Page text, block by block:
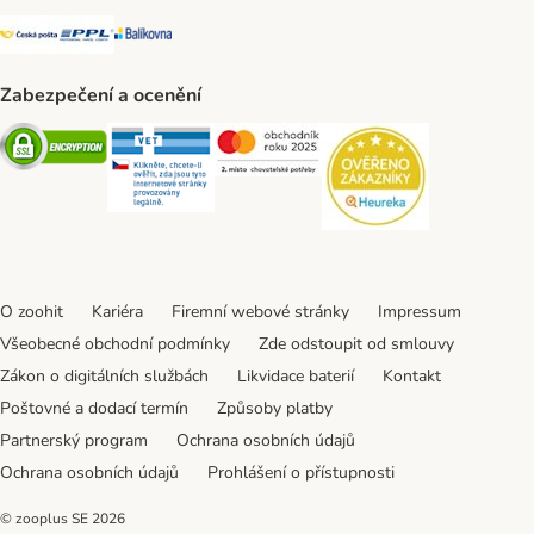
Česká pošta Shipping Method
PPL Shipping Method
Balíkovna Shipping Method
Zabezpečení a ocenění
Security Security Security
O zoohit Kariéra Firemní webové stránky
Impressum
Všeobecné obchodní podmínky
Zde odstoupit od smlouvy
Zákon o digitálních službách
Likvidace baterií
Kontakt
Poštovné a dodací termín
Způsoby platby
Partnerský program
Ochrana osobních údajů
Ochrana osobních údajů
Prohlášení o přístupnosti
© zooplus SE 2026